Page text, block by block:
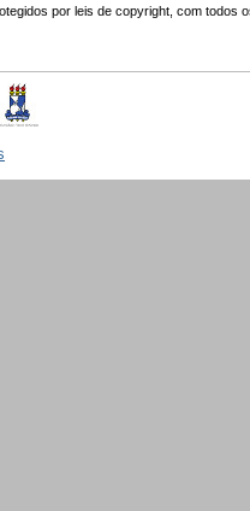
por leis de copyright, com todos